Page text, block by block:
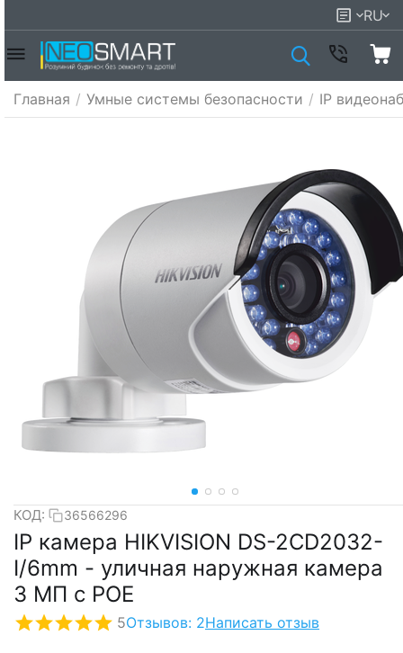
RU
Главная / Умные системы безопасности / IP
КОД: 36566296
IP камера HIKVISION DS-2CD2032-
I/6mm - уличная наружная камера
3 МП с POE
5Отзывов: 2Написать отзыв